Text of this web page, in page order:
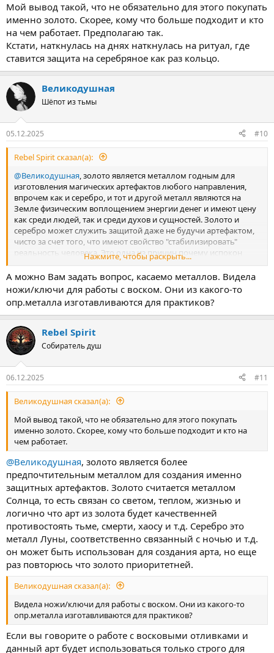
Мой вывод такой, что не обязательно для этого покупать
именно золото. Скорее, кому что больше подходит и кто
на чем работает. Предполагаю так.
Кстати, наткнулась на днях наткнулась на ритуал, где
ставится защита на серебряное как раз кольцо.
Великодушная
Шёпот из тьмы
05.12.2025 #10
Rebel Spirit сказал(а):
@Великодушная , золото является металлом годным для
изготовления магических артефактов любого направления,
впрочем как и серебро, и тот и другой металл являются на
Земле физическим воплощением энергии денег и имеют цену
как среди людей, так и среди духов и сущностей. Золото и
серебро может служить защитой даже не будучи артефактом,
чисто за счет того, что имеют свойство "стабилизировать"
реальность человека. Это одна из причин почему испокон
веков государства копят и собирают запас драг.металлов
Нажмите, чтобы раскрыть...
А можно Вам задать вопрос, касаемо металлов. Видела
ножи/ключи для работы с воском. Они из какого-то
опр.металла изготавливаются для практиков?
Rebel Spirit
Собиратель душ
06.12.2025 #11
Великодушная сказал(а):
Мой вывод такой, что не обязательно для этого покупать
именно золото. Скорее, кому что больше подходит и кто на
чем работает.
@Великодушная, золото является более
предпочтительным металлом для создания именно
защитных артефактов. Золото считается металлом
Солнца, то есть связан со светом, теплом, жизнью и
логично что арт из золота будет качественней
противостоять тьме, смерти, хаосу и т.д. Серебро это
металл Луны, соответственно связанный с ночью и т.д.
он может быть использован для создания арта, но еще
раз повторюсь что золото приоритетней.
Великодушная сказал(а):
Видела ножи/ключи для работы с воском. Они из какого-то
опр.металла изготавливаются для практиков?
Если вы говорите о работе с восковыми отливками и
данный арт будет использоваться только строго для